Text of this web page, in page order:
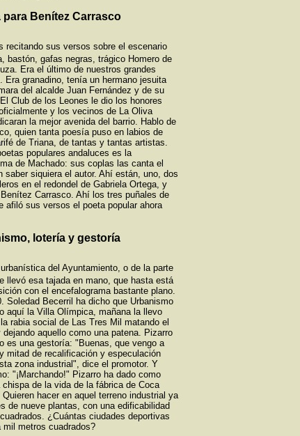
para Benítez Carrasco
recitando sus versos sobre el escenario
bastón, gafas negras, trágico Homero de
Era el último de nuestros grandes
Era granadino, tenía un hermano jesuita
del alcalde Juan Fernández y de su
Club de los Leones le dio los honores
y los vecinos de La Oliva
la mejor avenida del barrio. Hablo de
quien tanta poesía puso en labios de
de Triana, de tantas y tantas artistas.
populares andaluces es la
de Machado: sus coplas las canta el
saber siquiera el autor. Ahí están, uno, dos
en el redondel de Gabriela Ortega, y
Carrasco. Ahí los tres puñales de
afiló sus versos el poeta popular ahora
lotería y gestoría
del Ayuntamiento, o de la parte
llevó esa tajada en mano, que hasta está
con el encefalograma bastante plano.
Soledad Becerril ha dicho que Urbanismo
aquí la Villa Olímpica, mañana la llevo
rabia social de Las Tres Mil matando el
aquello como una patena. Pizarro
es una gestoría: "Buenas, que vengo a
mitad de recalificación y especulación
zona industrial", dice el promotor. Y
"¡Marchando!" Pizarro ha dado como
de la vida de la fábrica de Coca
hacer en aquel terreno industrial ya
de nueve plantas, con una edificabilidad
¿Cuántas ciudades deportivas
metros cuadrados?